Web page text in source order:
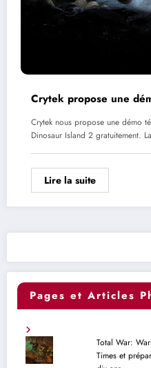
Crytek propose une
Crytek nous propose une démo
Dinosaur Island 2 gratuitement.
Lire la suite
Pages et Articles
Total War:
Times et